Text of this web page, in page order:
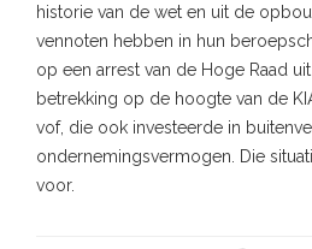
historie van de wet en uit de
vennoten hebben in hun
op een arrest van de Hoge Raad
betrekking op de hoogte van de
vof, die ook investeerde in
ondernemingsvermogen. Die
voor.